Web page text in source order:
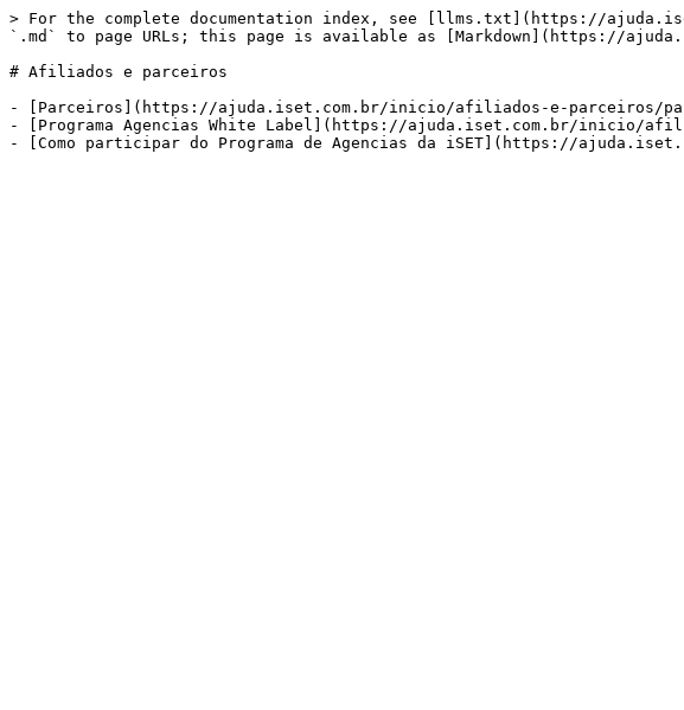
> For the complete documentation index, see [llms.txt](https://
`.md` to page URLs; this page is available as [Markdown](https://
# Afiliados e parceiros
- [Parceiros](https://ajuda.iset.com.br/inicio/afiliados-e-parceiros/
- [Programa Agencias White Label](https://ajuda.iset.com.br/inicio/